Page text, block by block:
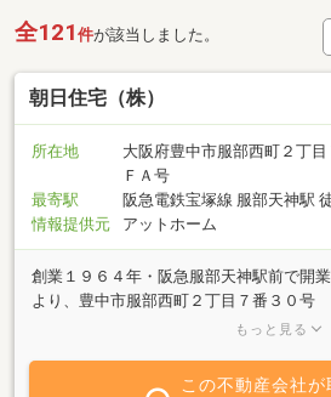
全121 件が該当しました。
朝日住宅（株）
所在地
大阪府豊中市服部西町２丁目
ＦＡ号
最寄駅
阪急電鉄宝塚線 服部天神駅
情報提供元
アットホーム
創業１９６４年・阪急服部天神駅前で開
より、豊中市服部西町２丁目７番３０号
営業致しております。賃貸から新築分譲
もっと見る
この不動産会社が